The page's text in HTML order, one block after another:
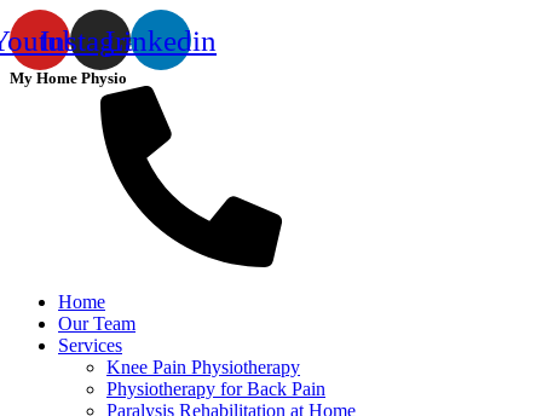
InstagramLinkedin
My Home Physio
Home
Our Team
Services
Knee Pain Physiotherapy
Physiotherapy for Back Pain
Paralysis Rehabilitation at Home